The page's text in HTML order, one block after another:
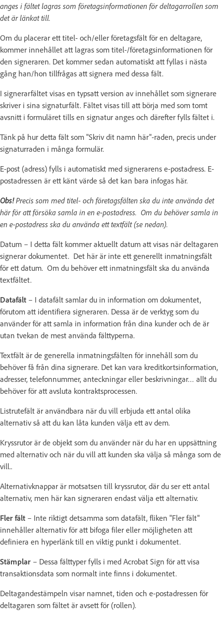
anges i fältet lagras som företagsinformationen för deltagarrollen som
det är länkat till.
Om du placerar ett titel- och/eller företagsfält för en deltagare,
kommer innehållet att lagras som titel-/företagsinformationen för
den signeraren. Det kommer sedan automatiskt att fyllas i nästa
gång han/hon tillfrågas att signera med dessa fält.
I signerarfältet visas en typsatt version av innehållet som signerare
skriver i sina signaturfält. Fältet visas till att börja med som tomt
avsnitt i formuläret tills en signatur anges och därefter fylls fältet i.
Tänk på hur detta fält som "Skriv dit namn här"-raden, precis under
signaturraden i många formulär.
E-post (adress) fylls i automatiskt med signerarens e-postadress. E-
postadressen är ett känt värde så det kan bara infogas här.
Obs!Precis som med titel- och företagsfälten ska du inte använda det
här för att försöka samla in en e-postadress. Om du behöver samla in
en e-postadress ska du använda ett textfält (se nedan).
Datum – I detta fält kommer aktuellt datum att visas när deltagaren
signerar dokumentet. Det här är inte ett generellt inmatningsfält
för ett datum. Om du behöver ett inmatningsfält ska du använda
textfältet.
Datafält – I datafält samlar du in information om dokumentet,
förutom att identifiera signeraren. Dessa är de verktyg som du
använder för att samla in information från dina kunder och de är
utan tvekan de mest använda fälttyperna.
Textfält är de generella inmatningsfälten för innehåll som du
behöver få från dina signerare. Det kan vara kreditkortsinformation,
adresser, telefonnummer, anteckningar eller beskrivningar… allt du
behöver för att avsluta kontraktsprocessen.
Listrutefält är användbara när du vill erbjuda ett antal olika
alternativ så att du kan låta kunden välja ett av dem.
Kryssrutor är de objekt som du använder när du har en uppsättning
med alternativ och när du vill att kunden ska välja så många som de
vill..
Alternativknappar är motsatsen till kryssrutor, där du ser ett antal
alternativ, men här kan signeraren endast välja ett alternativ.
Fler fält – Inte riktigt detsamma som datafält, fliken "Fler fält"
innehåller alternativ för att bifoga filer eller möjligheten att
definiera en hyperlänk till en viktig punkt i dokumentet.
Stämplar – Dessa fälttyper fylls i med Acrobat Sign för att visa
transaktionsdata som normalt inte finns i dokumentet.
Deltagandestämpeln visar namnet, tiden och e-postadressen för
deltagaren som fältet är avsett för (rollen).